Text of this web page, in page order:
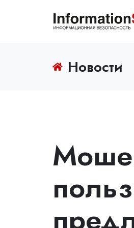
Новости